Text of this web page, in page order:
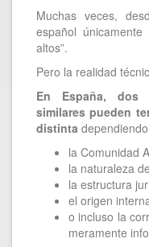
Muchas veces,
español
altos”.
Pero la realidad
En España, dos
similares pueden
distinta
la Comunidad
la naturaleza
la estructura
el origen
o incluso la
meramente